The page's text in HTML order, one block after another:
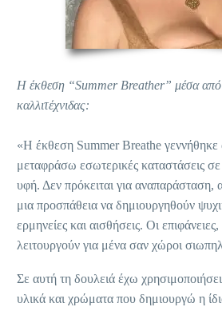
Η έκθεση “Summer Breather” μέσα από
καλλιτέχνιδας:
«Η έκθεση Summer Breathe
μεταφράσω εσωτερικές καταστάσεις
υφή. Δεν πρόκειται για
μια προσπάθεια να δημιουργηθούν
ερμηνείες και αισθήσεις. Οι
λειτουργούν για μένα σαν χώροι
Σε αυτή τη δουλειά έχω
υλικά και χρώματα που δημιουργώ η